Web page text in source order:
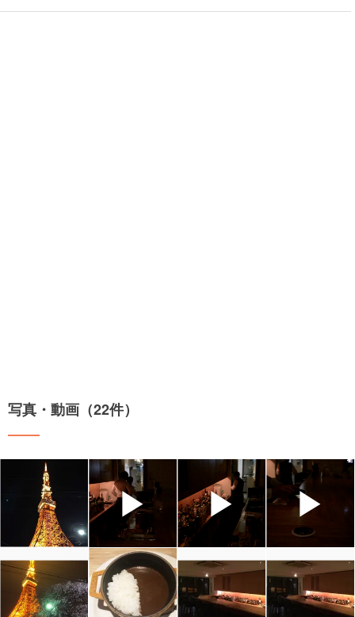
写真・動画（22件）
▶ ▶ ▶